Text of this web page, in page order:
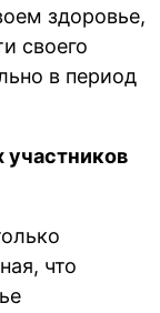
здоровье,
своего
в период
участников
что